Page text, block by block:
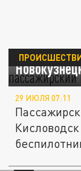
поврежден
29 ИЮЛЯ 07:11